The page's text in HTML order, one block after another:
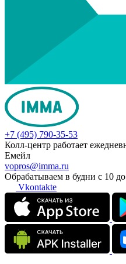
+7 (495) 790-35-53
Колл-центр работает
Емейл
vopros@imma.ru
Обрабатываем в будни с 10
Vkontakte